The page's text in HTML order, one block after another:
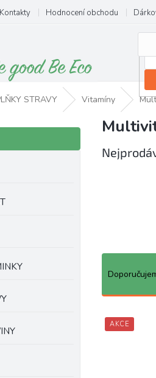
Kontakty Hodnocení obchodu
STRAVY Vitamíny
Ř
e
V
ý AKCE